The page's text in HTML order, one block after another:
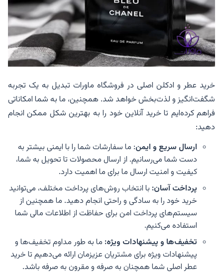
خرید عطر و ادکلن اصلی در فروشگاه ماورات تبدیل به یک تجربه
شگفت‌انگیز و لذت‌بخش خواهد شد. همچنین، ما به شما امکاناتی
فراهم کرده‌ایم تا خرید آنلاین خود را به بهترین شکل ممکن انجام
دهید:
ارسال سریع و ایمن: ما سفارشات شما را با ایمنی بیشتر به
دست شما می‌رسانیم. از ارسال محصولات تا تحویل به شما،
کیفیت و امنیت ارسال ما برای ما اهمیت دارد.
پرداخت آسان: با انتخاب روش‌های پرداخت مختلف، می‌توانید
خرید خود را به سادگی و راحتی انجام دهید. ما همچنین از
سیستم‌های پرداخت امن برای حفاظت از اطلاعات مالی شما
استفاده می‌کنیم.
تخفیف‌ها و پیشنهادات ویژه: ما به طور مداوم تخفیف‌ها و
پیشنهادات ویژه برای مشتریان عزیزمان ارائه می‌دهیم تا خرید
عطر اصلی شما همچنان به صرفه و مقرون به صرفه باشد.